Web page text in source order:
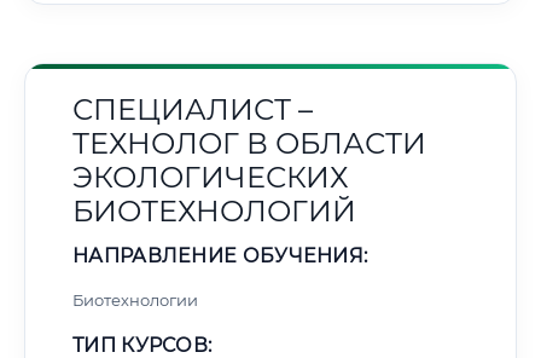
СПЕЦИАЛИСТ –
ТЕХНОЛОГ В ОБЛАСТИ
ЭКОЛОГИЧЕСКИХ
БИОТЕХНОЛОГИЙ
НАПРАВЛЕНИЕ ОБУЧЕНИЯ:
Биотехнологии
ТИП КУРСОВ: